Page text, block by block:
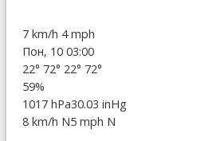
7 km/h 4 mph
Пон, 10 03:00
22° 72° 22° 72°
59%
1017 hPa30.03 inHg
8 km/h N5 mph N